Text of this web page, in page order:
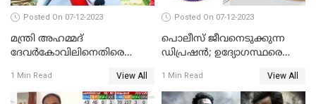
Posted On 07-12-2023
മന്ത്രി അഹമ്മദ്
ദേവർകോവിലിനെതിരെ
ആരോപണത്തിൽ
അന്വേഷണം
1 Min Read View All
Posted On 07-12-2023
പൊലീസ് ജീവനെടുക്കുന്ന
ഡിപ്രഷൻ; ഉദ്യോഗസ്ഥരെ
നടപടികളുമായി ഡിജിപി
1 Min Read View All